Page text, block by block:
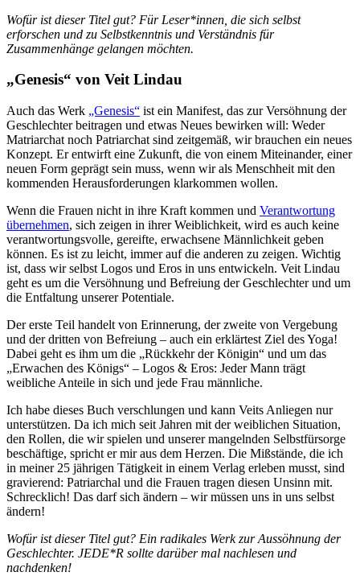
Wofür ist dieser Titel gut? Für Leser*innen, die sich selbst
erforschen und zu Selbstkenntnis und Verständnis für
Zusammenhänge gelangen möchten.
„Genesis“ von Veit Lindau
Auch das Werk „Genesis“ ist ein Manifest, das zur Versöhnung der
Geschlechter beitragen und etwas Neues bewirken will: Weder
Matriarchat noch Patriarchat sind zeitgemäß, wir brauchen ein neues
Konzept. Er entwirft eine Zukunft, die von einem Miteinander, einer
neuen Form geprägt sein muss, wenn wir als Menschheit mit den
kommenden Herausforderungen klarkommen wollen.
Wenn die Frauen nicht in ihre Kraft kommen und Verantwortung
übernehmen, sich zeigen in ihrer Weiblichkeit, wird es auch keine
verantwortungsvolle, gereifte, erwachsene Männlichkeit geben
können. Es ist zu leicht, immer auf die anderen zu zeigen. Wichtig
ist, dass wir selbst Logos und Eros in uns entwickeln. Veit Lindau
geht es um die Versöhnung und Befreiung der Geschlechter und um
die Entfaltung unserer Potentiale.
Der erste Teil handelt von Erinnerung, der zweite von Vergebung
und der dritten von Befreiung – auch ein erklärtest Ziel des Yoga!
Dabei geht es ihm um die „Rückkehr der Königin“ und um das
„Erwachen des Königs“ – Logos & Eros: Jeder Mann trägt
weibliche Anteile in sich und jede Frau männliche.
Ich habe dieses Buch verschlungen und kann Veits Anliegen nur
unterstützen. Da ich mich seit Jahren mit der weiblichen Situation,
den Rollen, die wir spielen und unserer mangelnden Selbstfürsorge
beschäftige, spricht er mir aus dem Herzen. Die Mißstände, die ich
in meiner 25 jährigen Tätigkeit in einem Verlag erleben musst, sind
gravierend: Patriarchal und die Frauen tragen diesen Unsinn mit.
Schrecklich! Das darf sich ändern – wir müssen uns in uns selbst
ändern!
Wofür ist dieser Titel gut? Ein radikales Werk zur Aussöhnung der
Geschlechter. JEDE*R sollte darüber mal nachlesen und
nachdenken!